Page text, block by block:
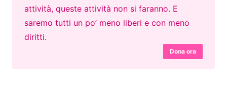
attività, queste attività non si faranno. E
saremo tutti un po’ meno liberi e con meno
diritti.
Dona ora